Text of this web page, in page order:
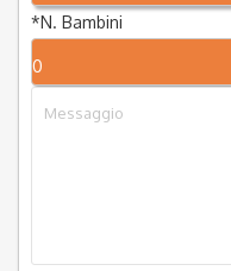
*N. Bambini
0